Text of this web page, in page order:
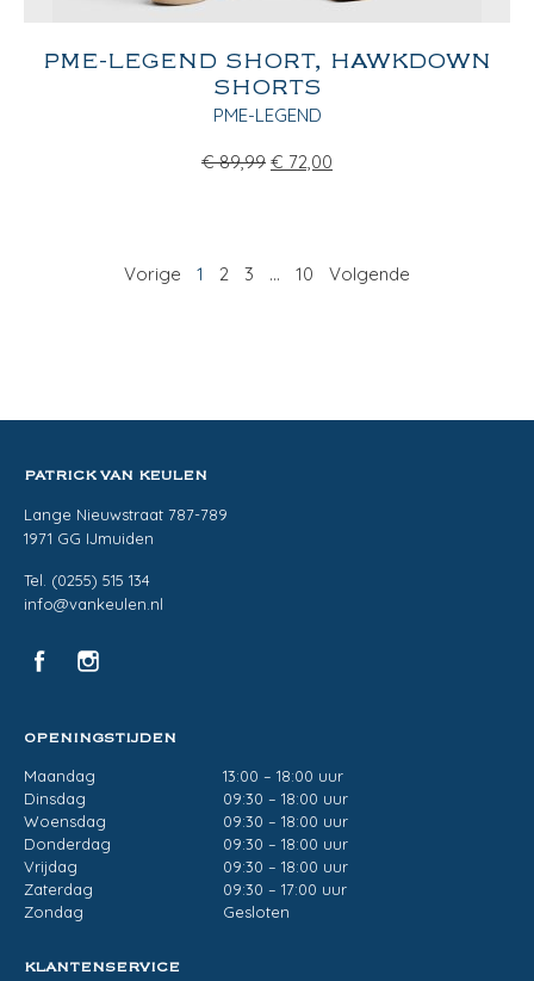
PME-LEGEND SHORT, HAWKDOWN
SHORTS
PME-LEGEND
€ 89,99 € 72,00
Vorige 1 2 3 … 10 Volgende
PATRICK VAN KEULEN
Lange Nieuwstraat 787-789
1971 GG IJmuiden
Tel. (0255) 515 134
info@vankeulen.nl
OPENINGSTIJDEN
Maandag
13:00 – 18:00 uur
Dinsdag
09:30 – 18:00 uur
Woensdag
09:30 – 18:00 uur
Donderdag
09:30 – 18:00 uur
Vrijdag
09:30 – 18:00 uur
Zaterdag
09:30 – 17:00 uur
Zondag
Gesloten
KLANTENSERVICE